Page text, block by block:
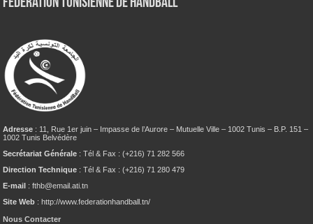
Adresse : 11, Rue 1er juin – Impasse de l’Aurore – Mutuelle Ville – 1002 Tunis – B.P. 151 –
1002 Tunis Belvédère
Secrétariat Générale : Tél & Fax : (+216) 71 282 566
Direction Technique : Tél & Fax : (+216) 71 280 479
E-mail : fthb@email.ati.tn
Site Web : http://www.federationhandball.tn/
Nous Contacter